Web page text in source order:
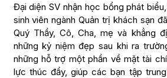
Đại diện SV nhận học bổng phát
sinh viên ngành Quản trị khách sạn
Quý Thầy, Cô, Cha, mẹ và khẳng
những kỷ niệm đẹp sau khi ra
những hỗ trợ một phần về mặt tài
lực thúc đẩy, giúp các bạn tập